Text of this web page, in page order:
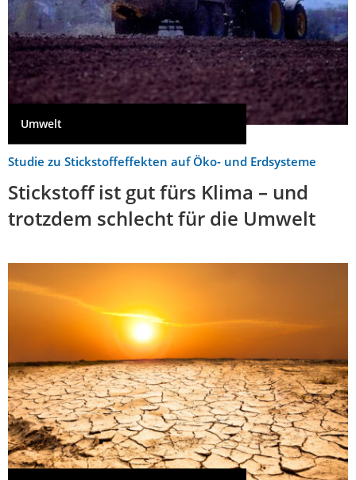
Umwelt
Studie zu Stickstoffeffekten auf Öko- und Erdsysteme
Stickstoff ist gut fürs Klima – und
trotzdem schlecht für die Umwelt